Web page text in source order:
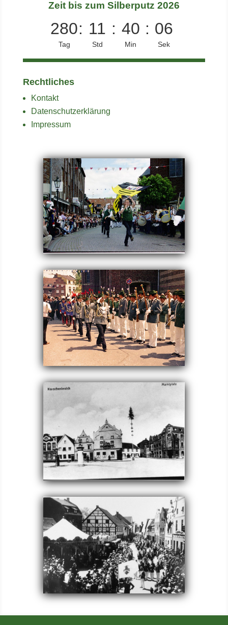
Zeit bis zum Silberputz 2026
280
Tag
: 11
Std
: 40
Min
: 05
Sek
Rechtliches
Kontakt
Datenschutzerklärung
Impressum